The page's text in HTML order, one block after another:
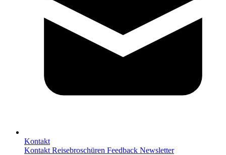
Kontakt
Kontakt Reisebroschüren Feedback Newsletter